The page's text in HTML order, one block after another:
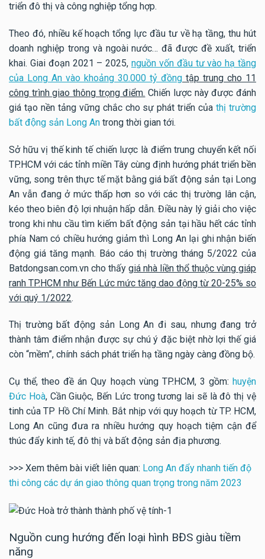
triển đô thị và công nghiệp tổng hợp.
Theo đó, nhiều kế hoạch tổng lực đầu tư về hạ tầng, thu hút
doanh nghiệp trong và ngoài nước… đã được đề xuất, triển
khai. Giai đoạn 2021 – 2025, nguồn vốn đầu tư vào hạ tầng
của Long An vào khoảng 30.000 tỷ đồng tập trung cho 11
công trình giao thông trọng điểm. Chiến lược này được đánh
giá tạo nền tảng vững chắc cho sự phát triển củathị trường
bất động sản Long An trong thời gian tới.
Sở hữu vị thế kinh tế chiến lược là điểm trung chuyển kết nối
TP.HCM với các tỉnh miền Tây cùng định hướng phát triển bền
vững, song trên thực tế mặt bằng giá bất động sản tại Long
An vẫn đang ở mức thấp hơn so với các thị trường lân cận,
kéo theo biên độ lợi nhuận hấp dẫn. Điều này lý giải cho việc
trong khi nhu cầu tìm kiếm bất động sản tại hầu hết các tỉnh
phía Nam có chiều hướng giảm thì Long An lại ghi nhận biến
động giá tăng mạnh. Báo cáo thị trường tháng 5/2022 của
Batdongsan.com.vn cho thấy giá nhà liền thổ thuộc vùng giáp
ranh TP.HCM như Bến Lức mức tăng dao động từ 20-25% so
với quý 1/2022.
Thị trường bất động sản Long An đi sau, nhưng đang trở
thành tâm điểm nhận được sự chú ý đặc biệt nhờ lợi thế giá
còn “mềm”, chính sách phát triển hạ tầng ngày càng đồng bộ.
Cụ thể, theo đề án Quy hoạch vùng TP.HCM, 3 gồm: huyện
Đức Hoà, Cần Giuộc, Bến Lức trong tương lai sẽ là đô thị vệ
tinh của TP Hồ Chí Minh. Bắt nhịp với quy hoạch từ TP. HCM,
Long An cũng đưa ra nhiều hướng quy hoạch tiệm cận để
thúc đẩy kinh tế, đô thị và bất động sản địa phương.
>>> Xem thêm bài viết liên quan: Long An đẩy nhanh tiến độ
thi công các dự án giao thông quan trọng trong năm 2023
Nguồn cung hướng đến loại hình BĐS giàu tiềm
năng